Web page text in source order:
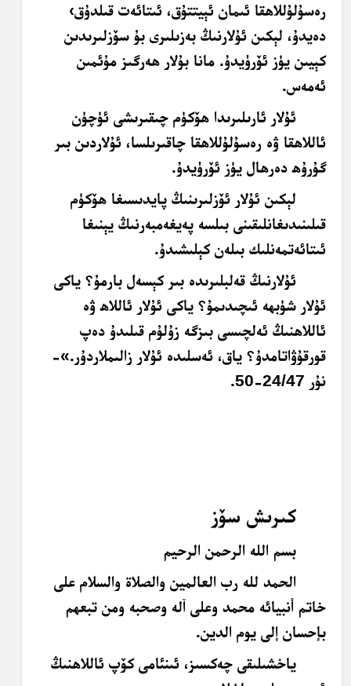
رەسۇلۇللاھقا ئىمان ئېيتتۇق، ئىتائەت قىلدۇق›
دەيدۇ، لېكىن ئۇلارنىڭ بەزىلىرى بۇ سۆزلىرىدىن
كېيىن يۈز ئۆرۈيدۇ. مانا بۇلار ھەرگىز مۇئمىن
ئەمەس.
ئۇلار ئارىلىرىدا ھۆكۈم چىقىرىشى ئۈچۈن
ئاللاھقا ۋە رەسۇلۇللاھقا چاقىرىلسا، ئۇلاردىن بىر
گۇرۇھ دەرھال يۈز ئۆرۈيدۇ.
لېكىن ئۇلار ئۆزلىرىنىڭ پايدىسىغا ھۆكۈم
قىلىنىدىغانلىقىنى بىلسە پەيغەمبەرنىڭ يېنىغا
ئىتائەتمەنلىك بىلەن كېلىشىدۇ.
ئۇلارنىڭ قەلبلىرىدە بىر كېسەل بارمۇ؟ ياكى
ئۇلار شۈبھە ئىچىدىمۇ؟ ياكى ئۇلار ئاللاھ ۋە
ئاللاھنىڭ ئەلچىسى بىزگە زۇلۇم قىلىدۇ دەپ
قورقۇۋاتامدۇ؟ ياق، ئەسلىدە ئۇلار زالىملاردۇر.»-
نۇر 24/47-50.
كىرىش سۆز
بسم الله الرحمن الرحيم
الحمد لله رب العالمين والصلاة والسلام على
خاتم أنبيائه محمد وعلى آله وصحبه ومن تبعهم
بإحسان إلى يوم الدين.
ياخشىلىقى چەكسىز، ئىنئامى كۆپ ئاللاھنىڭ